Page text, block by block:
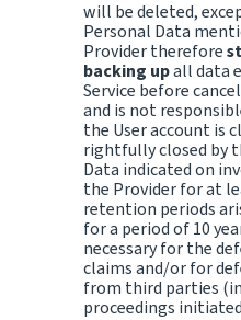
will be deleted,
Personal Data
Provider therefore
backing upall data
Service before
and is not
the User account is
rightfully closed by
Data indicated on
the Provider for at
retention periods
for a period of 10
necessary for the
claims and/or for
from third parties
proceedings